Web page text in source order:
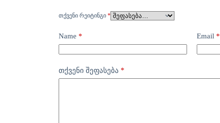
ᲗᲥᲕᲔᲜᲘ ᲠᲔᲘᲢᲘᲜᲒᲘ *
Name * Email *
თქვენი შეფასება *